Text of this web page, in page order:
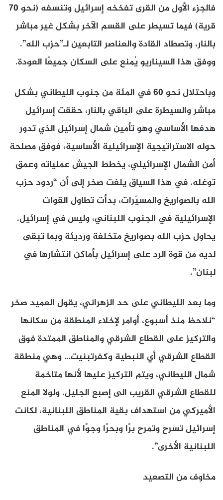
فالجزء الأول من القرى تفخخه إسرائيل وتنسفه (نحو 70
قرية) فيما تسيطر على القسم الآخر بشكل غير مباشر
بالنار، وتصطاد القادة والعناصر التابعين لـ”حزب الله”.
ووفق هذا السيناريو يُمنع على السكان جميعًا العودة.
وباحتلال نحو 60 في المئة من جنوب الليطاني بشكل
مباشر والسيطرة على الباقي بالنار، حققت إسرائيل
هدفها الأساسي وهو تأمين شمال إسرائيل الذي تدور
حوله الاستراتيجية الإسرائيلية الأساسية، فوفق مصلحة
أمن الشمال الإسرائيلي، يخطط الجيش عملياته وعمق
توغله. في هذا السياق يلفت صخر إلى أن “ردود حزب
الله بالصواريخ والمسيّرات، بدأت تطاول القوات
الإسرائيلية في الجنوب اللبناني، وليس في إسرائيل.
يحاول حزب الله بصواريخ متخلفة ورديئة وبما تبقى
لديه من قوة الرد على إسرائيل بأماكن انتشارها في
لبنان”.
وما بعد الليطاني على حد الزهراني، يقول العميد صخر
“نلاحظ منذ أسبوع، أوامر لإخلاء المنطقة من سكانها
والتركيز على القطاع الشرقي والمناطق الممتدة فوق
القطاع الشرقي أي النبطية وكفرتبنيت… وهي منطقة
شمال الليطاني، ويتم التركيز عليها لأنها متاخمة
للقطاع الشرقي القريب الى إصبع الجليل. ولولا المنع
الأميركي من استهداف بقية المناطق اللبنانية، لكانت
إسرائيل تسرح وتمرح برًا وبحرًا وجوًا في المناطق
اللبنانية الأخرى”.
مخاوف من التصعيد